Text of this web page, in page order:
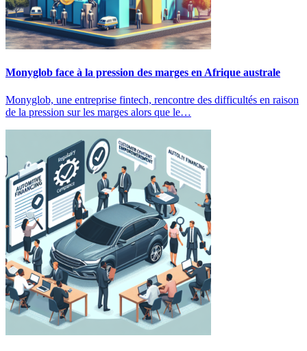
Monyglob face à la pression des marges en Afrique australe
Monyglob, une entreprise fintech, rencontre des difficultés en raison
de la pression sur les marges alors que le…